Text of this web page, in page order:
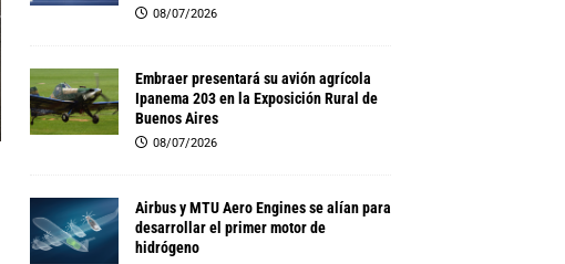
08/07/2026
Embraer presentará su avión agrícola
Ipanema 203 en la Exposición Rural de
Buenos Aires
08/07/2026
Airbus y MTU Aero Engines se alían para
desarrollar el primer motor de
hidrógeno